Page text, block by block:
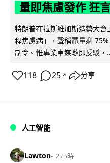
量即焦慮發作 狂
特朗普在拉斯維加斯造勢大
程焦慮病」，聲稱電量剩
制令。惟專業車媒隨即反駁，
118 25 ↗ 分享
人工智能
Lawton 2 小時